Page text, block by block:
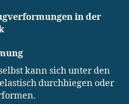
in der
kann sich unter den
durchbiegen oder